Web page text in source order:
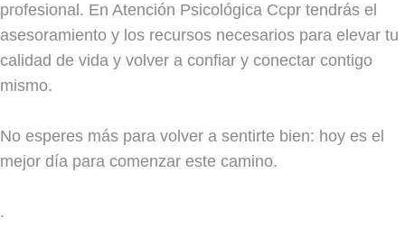
profesional. En Atención Psicológica Ccpr tendrás el
asesoramiento y los recursos necesarios para elevar tu
calidad de vida y volver a confiar y conectar contigo
mismo.
No esperes más para volver a sentirte bien: hoy es el
mejor día para comenzar este camino.
.